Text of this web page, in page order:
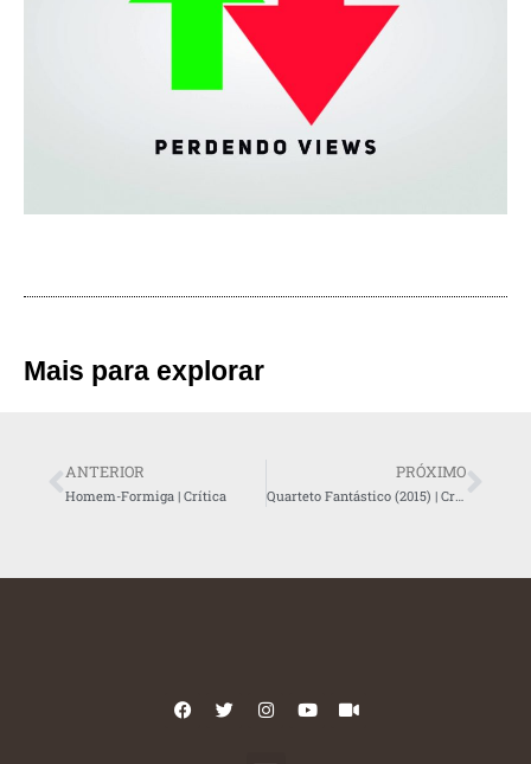
Mais para explorar
ANTERIOR
Homem-Formiga | Crítica
PRÓXIMO
Quarteto Fantástico (2015) | Crítica